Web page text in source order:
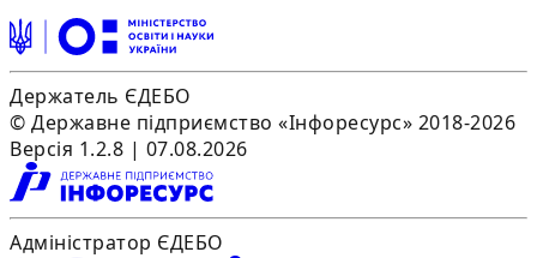
Держатель ЄДЕБО
© Державне підприємство «Інфоресурс» 2018-2026
Версія 1.2.8 | 07.08.2026
Адміністратор ЄДЕБО